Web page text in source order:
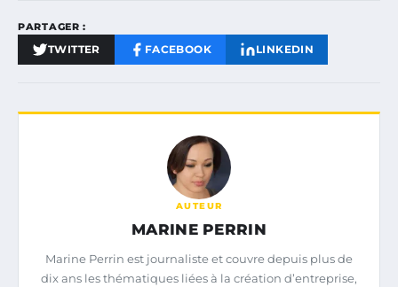
PARTAGER :
TWITTER FACEBOOK LINKEDIN
AUTEUR
MARINE PERRIN
Marine Perrin est journaliste et couvre depuis plus de
dix ans les thématiques liées à la création d’entreprise,